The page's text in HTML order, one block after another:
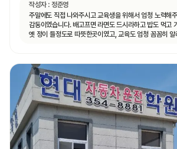
작성자 : 정준영
주말에도 직접 나와주시고 교육생을 위해서 엄청 노력해주시는 모습에 엄청
감동이였습니다. 배고프면 라면도 드시라하고 밥도 먹고 가라고 하십니다. 정말
옛 정이 들정도로 따뜻한곳이였고, 교육도 엄청 꼼꼼히 알